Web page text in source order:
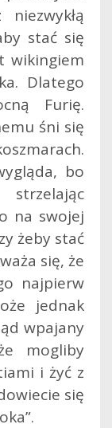
stać się
wikingiem
Dlatego
Furię.
śni się
bo
na swojej
żeby stać
się, że
najpierw
jednak
wpajany
mogliby
i żyć z
się